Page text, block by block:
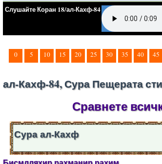
Слушайте Коран 18/ал-Кахф-84
0 5 10 15 20 25 30 35 40 45
ал-Кахф-84, Сура Пещерата
Сравнете
Сура ал-Кахф